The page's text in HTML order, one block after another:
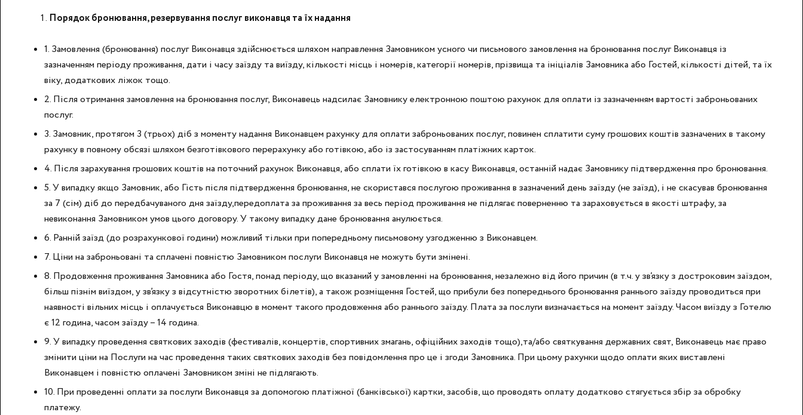
Порядок бронювання, резервування послуг виконавця та їх надання
1. Замовлення (бронювання) послуг Виконавця здійснюється шляхом направлення Замовником усного чи письмового замовлення на бронювання послуг Виконавця із
зазначенням періоду проживання, дати і часу заїзду та виїзду, кількості місць і номерів, категорії номерів, прізвища та ініціалів Замовника або Гостей, кількості дітей, та їх
віку, додаткових ліжок тощо.
2. Після отримання замовлення на бронювання послуг, Виконавець надсилає Замовнику електронною поштою рахунок для оплати із зазначенням вартості заброньованих
послуг.
3. Замовник, протягом 3 (трьох) діб з моменту надання Виконавцем рахунку для оплати заброньованих послуг, повинен сплатити суму грошових коштів зазначених в такому
рахунку в повному обсязі шляхом безготівкового перерахунку або готівкою, або із застосуванням платіжних карток.
4. Після зарахування грошових коштів на поточний рахунок Виконавця, або сплати їх готівкою в касу Виконавця, останній надає Замовнику підтвердження про бронювання.
5. У випадку якщо Замовник, або Гість після підтвердження бронювання, не скористався послугою проживання в зазначений день заїзду (не заїзд), і не скасував бронювання
за 7 (сім) діб до передбачуваного дня заїзду,передоплата за проживання за весь період проживання не підлягає поверненню та зараховується в якості штрафу, за
невиконання Замовником умов цього договору. У такому випадку дане бронювання анулюється.
6. Ранній заїзд (до розрахункової години) можливий тільки при попередньому письмовому узгодженню з Виконавцем.
7. Ціни на заброньовані та сплачені повністю Замовником послуги Виконавця не можуть бути змінені.
8. Продовження проживання Замовника або Гостя, понад періоду, що вказаний у замовленні на бронювання, незалежно від його причин (в т.ч. у зв’язку з достроковим заїздом,
більш пізнім виїздом, у зв’язку з відсутністю зворотних білетів), а також розміщення Гостей, що прибули без попереднього бронювання раннього заїзду проводиться при
наявності вільних місць і оплачується Виконавцю в момент такого продовження або раннього заїзду. Плата за послуги визначається на момент заїзду. Часом виїзду з Готелю
є 12 година, часом заїзду – 14 година.
9. У випадку проведення святкових заходів (фестивалів, концертів, спортивних змагань, офіційних заходів тощо),та/або святкування державних свят, Виконавець має право
змінити ціни на Послуги на час проведення таких святкових заходів без повідомлення про це і згоди Замовника. При цьому рахунки щодо оплати яких виставлені
Виконавцем і повністю оплачені Замовником зміні не підлягають.
10. При проведенні оплати за послуги Виконавця за допомогою платіжної (банківської) картки, засобів, що проводять оплату додатково стягується збір за обробку
платежу.